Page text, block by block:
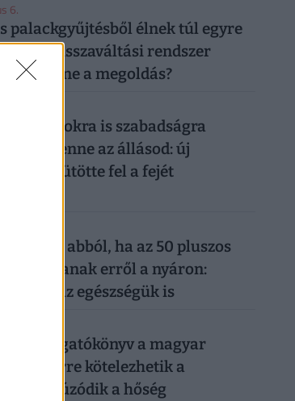
6.
palackgyűjtésből élnek túl egyre
a visszaváltási rendszer
lenne a megoldás?
hónapokra is szabadságra
rámenne az állásod: új
fogás ütötte fel a fejét
is lehet abból, ha az 50 pluszos
lemondanak erről a nyáron:
az egészségük is
a magyar
erre kötelezhetik a
ha elhúzódik a hőség